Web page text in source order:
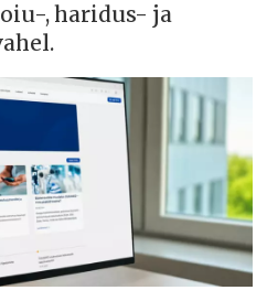
, haridus- ja